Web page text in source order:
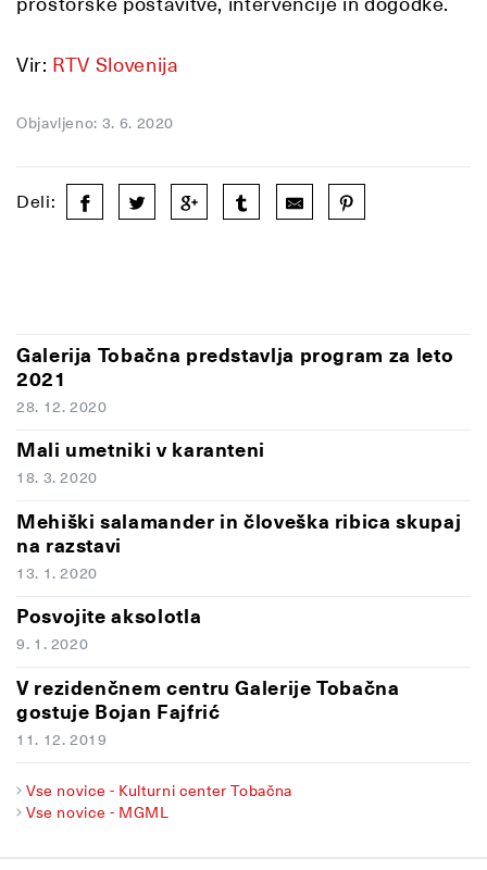
Vir: RTV Slovenija
Objavljeno: 3. 6. 2020
Deli:
Galerija Tobačna predstavlja program za leto
2021
28. 12. 2020
Mali umetniki v karanteni
18. 3. 2020
Mehiški salamander in človeška ribica skupaj
na razstavi
13. 1. 2020
Posvojite aksolotla
9. 1. 2020
V rezidenčnem centru Galerije Tobačna
gostuje Bojan Fajfrić
11. 12. 2019
Vse novice - Kulturni center Tobačna
Vse novice - MGML